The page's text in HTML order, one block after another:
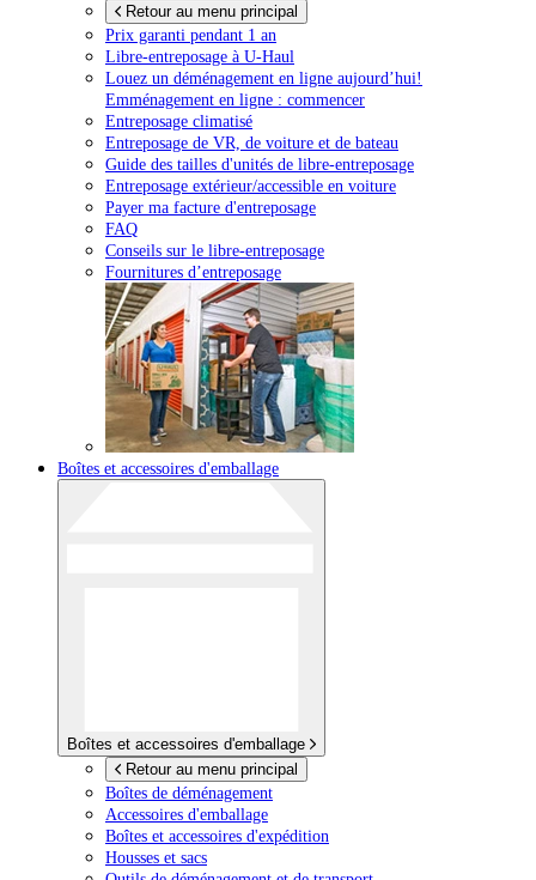
Retour au menu principal
Prix garanti pendant 1 an
Libre-entreposage à U-Haul
Louez un déménagement en ligne aujourd’hui!
Emménagement en ligne : commencer
Entreposage climatisé
Entreposage de VR, de voiture et de bateau
Guide des tailles d'unités de libre-entreposage
Entreposage extérieur/accessible en voiture
Payer ma facture d'entreposage
FAQ
Conseils sur le libre-entreposage
Fournitures d’entreposage
Boîtes et accessoires d'emballage
Boîtes et accessoires d'emballage
Retour au menu principal
Boîtes de déménagement
Accessoires d'emballage
Boîtes et accessoires d'expédition
Housses et sacs